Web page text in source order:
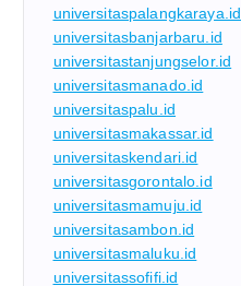
universitaspalangkaraya.id
universitasbanjarbaru.id
universitastanjungselor.id
universitasmanado.id
universitaspalu.id
universitasmakassar.id
universitaskendari.id
universitasgorontalo.id
universitasmamuju.id
universitasambon.id
universitasmaluku.id
universitassofifi.id